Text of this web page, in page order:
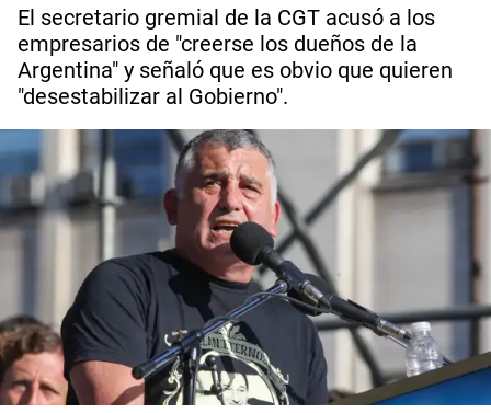
El secretario gremial de la CGT acusó a los
empresarios de "creerse los dueños de la
Argentina" y señaló que es obvio que quieren
"desestabilizar al Gobierno".